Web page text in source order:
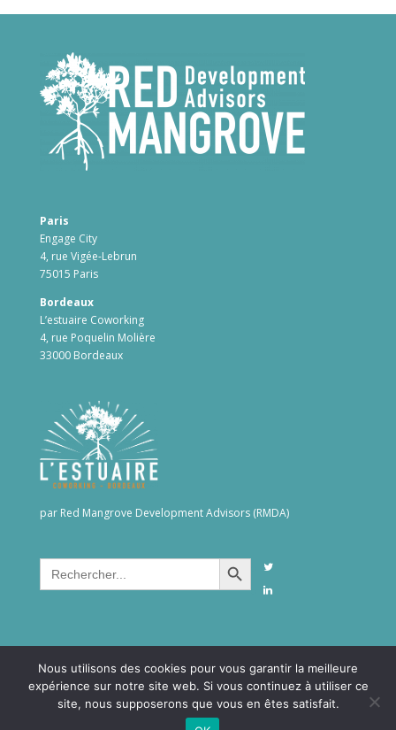
Paris
Engage City
4, rue Vigée-Lebrun
75015 Paris
Bordeaux
L’estuaire Coworking
4, rue Poquelin Molière
33000 Bordeaux
par Red Mangrove Development Advisors (RMDA)
Search
for:
Search Button
©2026RMDAgroup. All rights reserved -
Nous utilisons des cookies pour vous garantir la meilleure
expérience sur notre site web. Si vous continuez à utiliser ce
site, nous supposerons que vous en êtes satisfait.